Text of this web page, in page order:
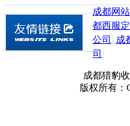
成都网
都西服
公司
成
司
成都猎豹
版权所有